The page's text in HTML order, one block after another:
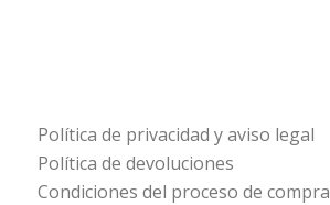
Política de privacidad y aviso legal
Política de devoluciones
Condiciones del proceso de compra